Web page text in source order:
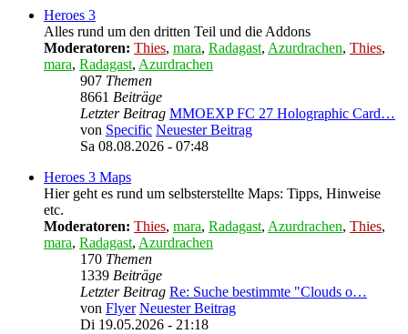
Heroes 3
Alles rund um den dritten Teil und die Addons
Moderatoren: Thies, mara, Radagast, Azurdrachen, Thies,
mara, Radagast, Azurdrachen
907 Themen
8661 Beiträge
Letzter Beitrag MMOEXP FC 27 Holographic Card…
von Specific Neuester Beitrag
Sa 08.08.2026 - 07:48
Heroes 3 Maps
Hier geht es rund um selbsterstellte Maps: Tipps, Hinweise
etc.
Moderatoren: Thies, mara, Radagast, Azurdrachen, Thies,
mara, Radagast, Azurdrachen
170 Themen
1339 Beiträge
Letzter Beitrag Re: Suche bestimmte "Clouds o…
von Flyer Neuester Beitrag
Di 19.05.2026 - 21:18